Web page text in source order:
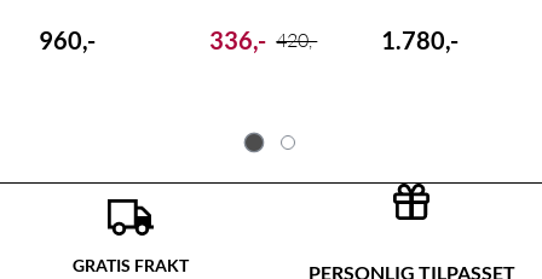
960,- 336,- 420,- 1.780,-
GRATIS FRAKT PERSONLIG TILPASSET